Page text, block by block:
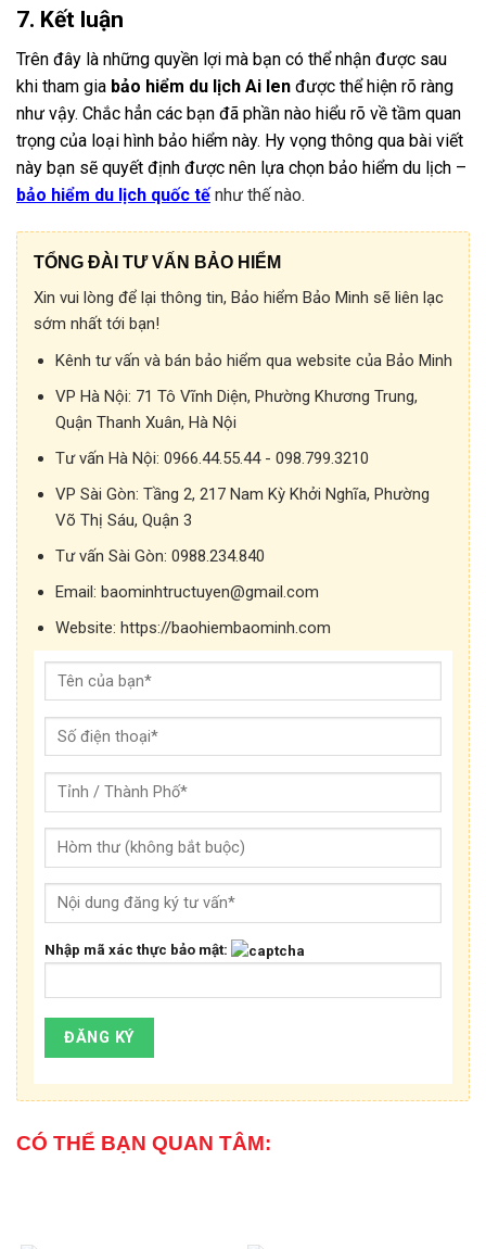
7. Kết luận
Trên đây là những quyền lợi mà bạn có thể nhận được sau
khi tham gia bảo hiểm du lịch Ai len được thể hiện rõ ràng
như vậy. Chắc hẳn các bạn đã phần nào hiểu rõ về tầm quan
trọng của loại hình bảo hiểm này. Hy vọng thông qua bài viết
này bạn sẽ quyết định được nên lựa chọn bảo hiểm du lịch –
bảo hiểm du lịch quốc tế như thế nào.
TỔNG ĐÀI TƯ VẤN BẢO HIỂM
Xin vui lòng để lại thông tin, Bảo hiểm Bảo Minh sẽ liên lạc
sớm nhất tới bạn!
Kênh tư vấn và bán bảo hiểm qua website của Bảo Minh
VP Hà Nội: 71 Tô Vĩnh Diện, Phường Khương Trung,
Quận Thanh Xuân, Hà Nội
Tư vấn Hà Nội: 0966.44.55.44 - 098.799.3210
VP Sài Gòn: Tầng 2, 217 Nam Kỳ Khởi Nghĩa, Phường
Võ Thị Sáu, Quận 3
Tư vấn Sài Gòn: 0988.234.840
Email: baominhtructuyen@gmail.com
Website: https://baohiembaominh.com
Nhập mã xác thực bảo mật:
CÓ THỂ BẠN QUAN TÂM: